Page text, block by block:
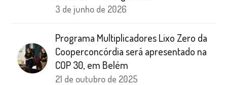
3 de junho de 2026
Programa Multiplicadores Lixo Zero da
Cooperconcórdia será apresentado na
COP 30, em Belém
21 de outubro de 2025